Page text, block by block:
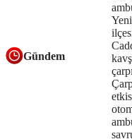
Gündem
network
because